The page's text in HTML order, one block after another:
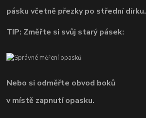
pásku včetně přezky po střední dírku.
TIP: Změřte si svůj starý pásek:
Nebo si odměřte obvod boků
v místě zapnutí opasku.